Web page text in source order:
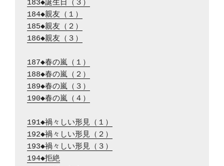
183◆誕生日（３）
184◆親友（１）
185◆親友（２）
186◆親友（３）
187◆春の嵐（１）
188◆春の嵐（２）
189◆春の嵐（３）
190◆春の嵐（４）
191◆禍々しい形見（１）
192◆禍々しい形見（２）
193◆禍々しい形見（３）
194◆拒絶